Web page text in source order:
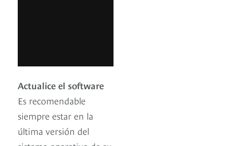
Actualice el software
Es recomendable
siempre estar en la
última versión del